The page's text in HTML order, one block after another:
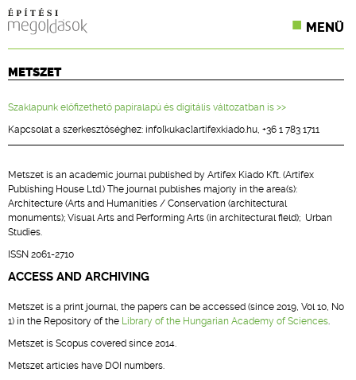
MENÜ
CPR TERMÉKKIÍRÁS
ÉPÍTÉSI JOG
ONLINE KÉPZÉSEK
METSZET
Szaklapunk előfizethető papíralapú és digitális változatban is >>
Kapcsolat a szerkesztőséghez: info[kukac]artifexkiado.hu, +36 1 783 1711
Metszet is an academic journal published by Artifex Kiado Kft. (Artifex
Publishing House Ltd.) The journal publishes majorly in the area(s):
Architecture (Arts and Humanities / Conservation (architectural
monuments); Visual Arts and Performing Arts (in architectural field); Urban
Studies.
ISSN 2061-2710
ACCESS AND ARCHIVING
Metszet is a print journal, the papers can be accessed (since 2019, Vol 10, No
1) in the Repository of the Library of the Hungarian Academy of Sciences.
Metszet is Scopus covered since 2014.
Metszet articles have DOI numbers.